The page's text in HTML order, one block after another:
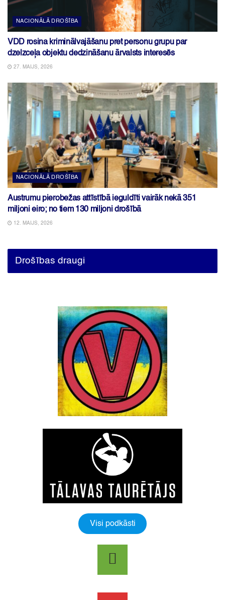
NACIONĀLĀ DROŠĪBA
VDD rosina kriminālvajāšanu pret personu grupu par
dzelzceļa objektu dedzināšanu ārvalsts interesēs
27. MAIJS, 2026
NACIONĀLĀ DROŠĪBA
Austrumu pierobežas attīstībā ieguldīti vairāk nekā 351
miljoni eiro; no tiem 130 miljoni drošībā
12. MAIJS, 2026
Drošības draugi
Visi podkāsti